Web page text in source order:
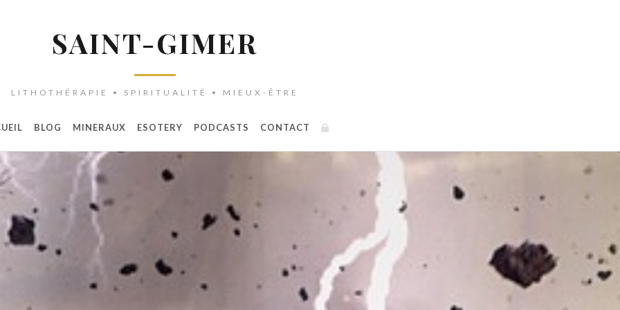
SAINT-GIMER
LITHOTHÉRAPIE • SPIRITUALITÉ • MIEUX-ÊTRE
BLOG MINERAUX ESOTERY PODCASTS CONTACT